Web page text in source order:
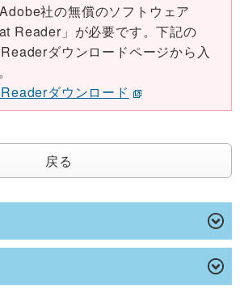
社の無償のソフトウェア
Reader」が必要です。下記の
ダウンロードページから入
ダウンロード
戻る